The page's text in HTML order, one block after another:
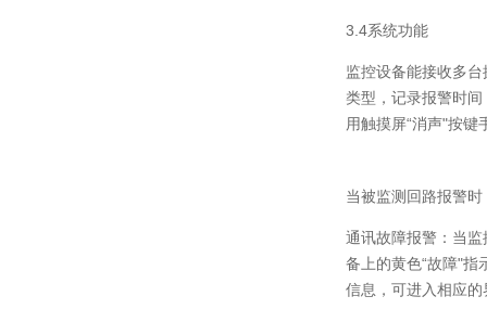
3.4系统功能
监控设备能接收多
类型，记录报警时
用触摸屏“消声"按键
当被监测回路报警
通讯故障报警：当
备上的黄色“故障"指
信息，可进入相应